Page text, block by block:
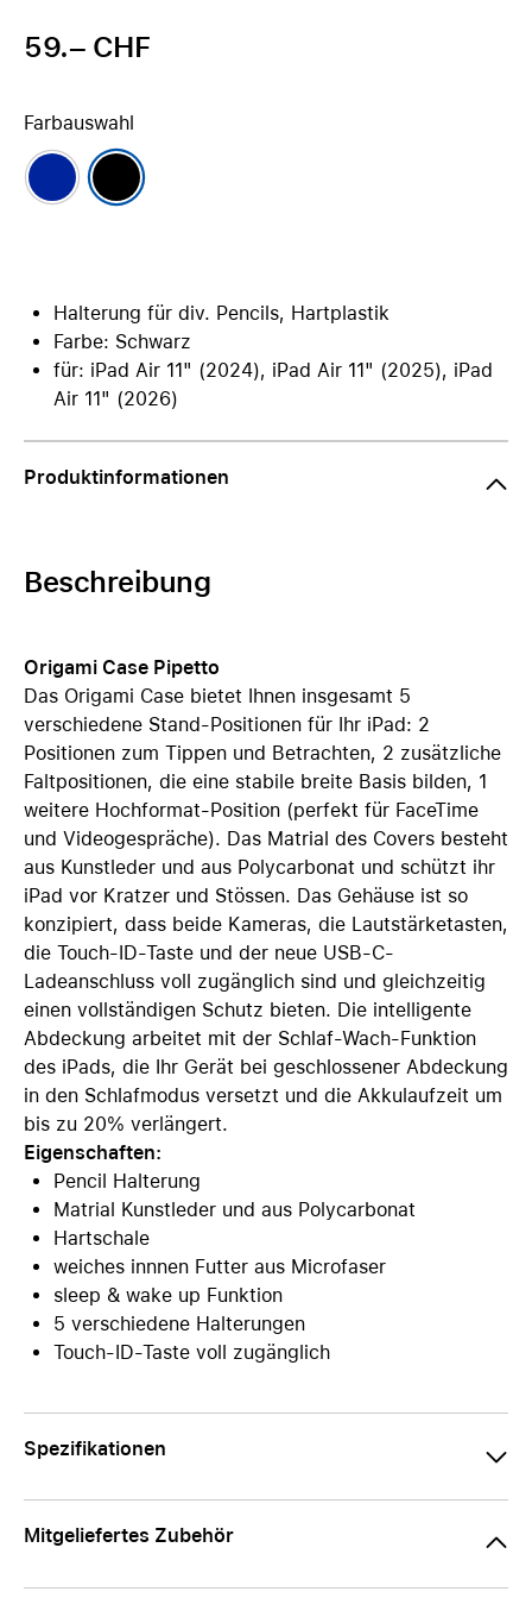
59.– CHF
Farbauswahl
Halterung für div. Pencils, Hartplastik
Farbe: Schwarz
für: iPad Air 11" (2024), iPad Air 11" (2025), iPad
Air 11" (2026)
Produktinformationen
Beschreibung
Origami Case Pipetto
Das Origami Case bietet Ihnen insgesamt 5
verschiedene Stand-Positionen für Ihr iPad: 2
Positionen zum Tippen und Betrachten, 2 zusätzliche
Faltpositionen, die eine stabile breite Basis bilden, 1
weitere Hochformat-Position (perfekt für FaceTime
und Videogespräche). Das Matrial des Covers besteht
aus Kunstleder und aus Polycarbonat und schützt ihr
iPad vor Kratzer und Stössen. Das Gehäuse ist so
konzipiert, dass beide Kameras, die Lautstärketasten,
die Touch-ID-Taste und der neue USB-C-
Ladeanschluss voll zugänglich sind und gleichzeitig
einen vollständigen Schutz bieten. Die intelligente
Abdeckung arbeitet mit der Schlaf-Wach-Funktion
des iPads, die Ihr Gerät bei geschlossener Abdeckung
in den Schlafmodus versetzt und die Akkulaufzeit um
bis zu 20% verlängert.
Eigenschaften:
Pencil Halterung
Matrial Kunstleder und aus Polycarbonat
Hartschale
weiches innnen Futter aus Microfaser
sleep & wake up Funktion
5 verschiedene Halterungen
Touch-ID-Taste voll zugänglich
Spezifikationen
Mitgeliefertes Zubehör